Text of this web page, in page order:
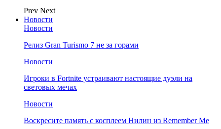
Prev Next
Новости
Новости
Релиз Gran Turismo 7 не за горами
Новости
Игроки в Fortnite устраивают настоящие дуэли на
световых мечах
Новости
Воскресите память с косплеем Нилин из Remember Me